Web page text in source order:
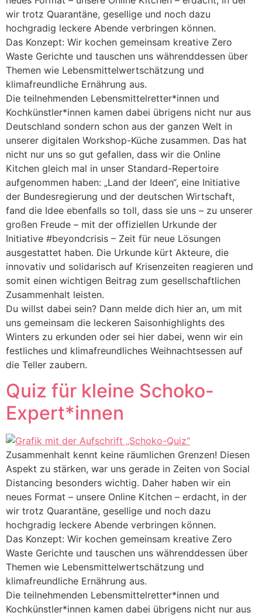
wir trotz Quarantäne, gesellige und noch dazu
hochgradig leckere Abende verbringen können.
Das Konzept: Wir kochen gemeinsam kreative Zero
Waste Gerichte und tauschen uns währenddessen über
Themen wie Lebensmittelwertschätzung und
klimafreundliche Ernährung aus.
Die teilnehmenden Lebensmittelretter*innen und
Kochkünstler*innen kamen dabei übrigens nicht nur aus
Deutschland sondern schon aus der ganzen Welt in
unserer digitalen Workshop-Küche zusammen. Das hat
nicht nur uns so gut gefallen, dass wir die Online
Kitchen gleich mal in unser Standard-Repertoire
aufgenommen haben: „Land der Ideen“, eine Initiative
der Bundesregierung und der deutschen Wirtschaft,
fand die Idee ebenfalls so toll, dass sie uns – zu unserer
großen Freude – mit der offiziellen Urkunde der
Initiative #beyondcrisis – Zeit für neue Lösungen
ausgestattet haben. Die Urkunde kürt Akteure, die
innovativ und solidarisch auf Krisenzeiten reagieren und
somit einen wichtigen Beitrag zum gesellschaftlichen
Zusammenhalt leisten.
Du willst dabei sein? Dann melde dich hier an, um mit
uns gemeinsam die leckeren Saisonhighlights des
Winters zu erkunden oder sei hier dabei, wenn wir ein
festliches und klimafreundliches Weihnachtsessen auf
die Teller zaubern.
Quiz für kleine Schoko-
Expert*innen
Zusammenhalt kennt keine räumlichen Grenzen! Diesen
Aspekt zu stärken, war uns gerade in Zeiten von Social
Distancing besonders wichtig. Daher haben wir ein
neues Format – unsere Online Kitchen – erdacht, in der
wir trotz Quarantäne, gesellige und noch dazu
hochgradig leckere Abende verbringen können.
Das Konzept: Wir kochen gemeinsam kreative Zero
Waste Gerichte und tauschen uns währenddessen über
Themen wie Lebensmittelwertschätzung und
klimafreundliche Ernährung aus.
Die teilnehmenden Lebensmittelretter*innen und
Kochkünstler*innen kamen dabei übrigens nicht nur aus